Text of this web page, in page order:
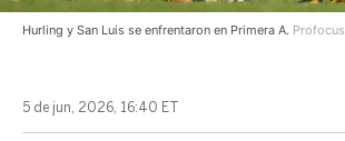
Hurling y San Luis se enfrentaron en Primera A. Profocus
5 de jun, 2026, 16:40 ET